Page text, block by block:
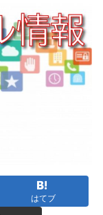
はてブ